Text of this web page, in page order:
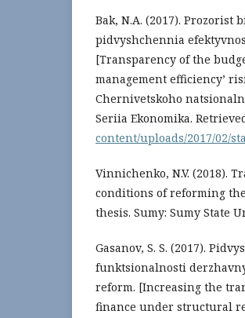
Bak, N.A. (2017).
pidvyshchennia
[Transparency of the
management efficiency’
Chernivetskoho
Seriia Ekonomika.
content/uploads/2017/02/
Vinnichenko, N.V. (2018).
conditions of reforming
thesis. Sumy: Sumy State
Gasanov, S. S. (2017).
funktsionalnosti
reform. [Increasing the
finance under structural